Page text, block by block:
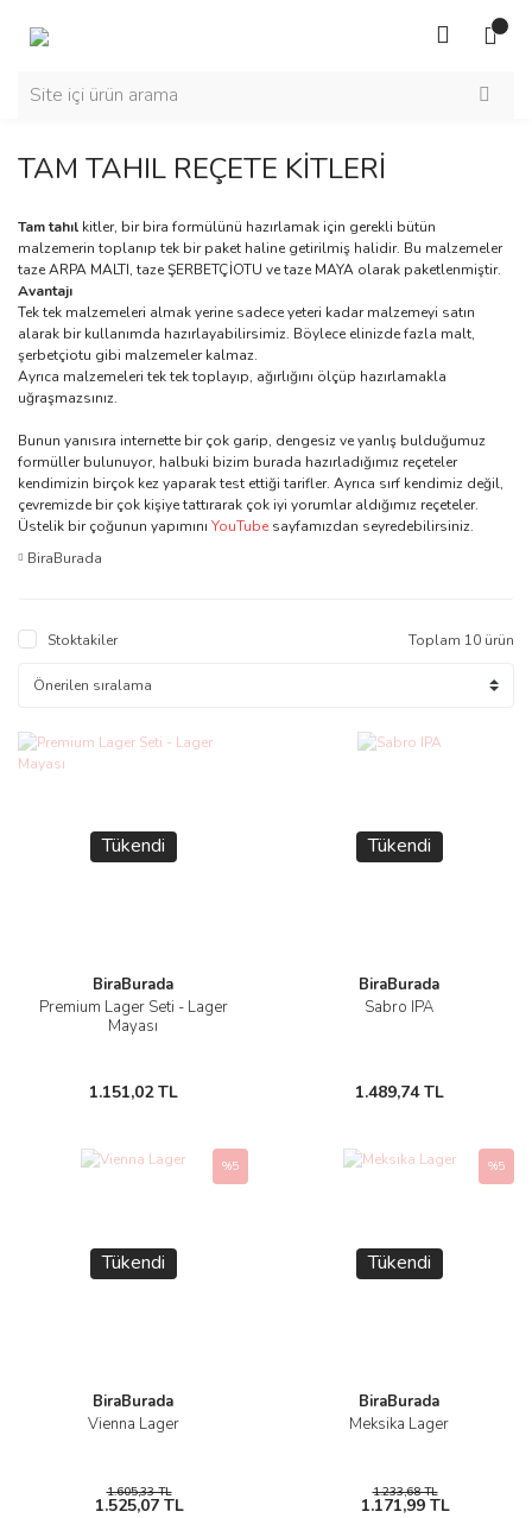
TAM TAHIL REÇETE KİTLERİ
Tam tahıl kitler, bir bira formülünü hazırlamak için gerekli bütün
malzemerin toplanıp tek bir paket haline getirilmiş halidir. Bu malzemeler
taze ARPA MALTI, taze ŞERBETÇİOTU ve taze MAYA olarak paketlenmiştir.
Avantajı
Tek tek malzemeleri almak yerine sadece yeteri kadar malzemeyi satın
alarak bir kullanımda hazırlayabilirsimiz. Böylece elinizde fazla malt,
şerbetçiotu gibi malzemeler kalmaz.
Ayrıca malzemeleri tek tek toplayıp, ağırlığını ölçüp hazırlamakla
uğraşmazsınız.
Bunun yanısıra internette bir çok garip, dengesiz ve yanlış bulduğumuz
formüller bulunuyor, halbuki bizim burada hazırladığımız reçeteler
kendimizin birçok kez yaparak test ettiği tarifler. Ayrıca sırf kendimiz değil,
çevremizde bir çok kişiye tattırarak çok iyi yorumlar aldığımız reçeteler.
Üstelik bir çoğunun yapımını YouTube sayfamızdan seyredebilirsiniz.
BiraBurada
Stoktakiler Toplam 10 ürün
Tükendi
BiraBurada
Premium Lager Seti - Lager
Mayası
1.151,02 TL
Tükendi
BiraBurada
Sabro IPA
1.489,74 TL
Tükendi
BiraBurada
Vienna Lager
%5
1.605,33 TL
1.525,07 TL
Tükendi
BiraBurada
Meksika Lager
%5
1.233,68 TL
1.171,99 TL